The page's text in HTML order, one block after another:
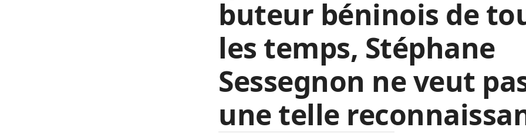
buteur béninois de
les temps, Stéphane
Sessegnon ne veut
une telle